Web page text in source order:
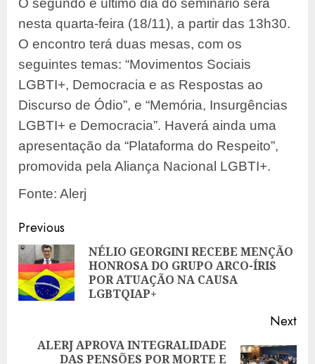
O segundo e último dia do seminário será
nesta quarta-feira (18/11), a partir das 13h30.
O encontro terá duas mesas, com os
seguintes temas: “Movimentos Sociais
LGBTI+, Democracia e as Respostas ao
Discurso de Ódio”, e “Memória, Insurgências
LGBTI+ e Democracia”. Haverá ainda uma
apresentação da “Plataforma do Respeito”,
promovida pela Aliança Nacional LGBTI+.
Fonte: Alerj
Post
navigation
Previous
NÉLIO GEORGINI RECEBE MENÇÃO
HONROSA DO GRUPO ARCO-ÍRIS
POR ATUAÇÃO NA CAUSA
LGBTQIAP+
Next
ALERJ APROVA INTEGRALIDADE
DAS PENSÕES POR MORTE E